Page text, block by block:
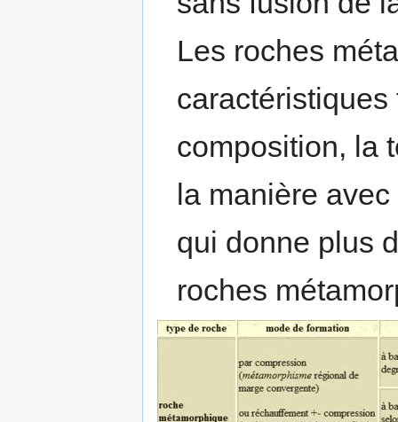
Les roches
composition, la
la manière
qui donne plus
roches